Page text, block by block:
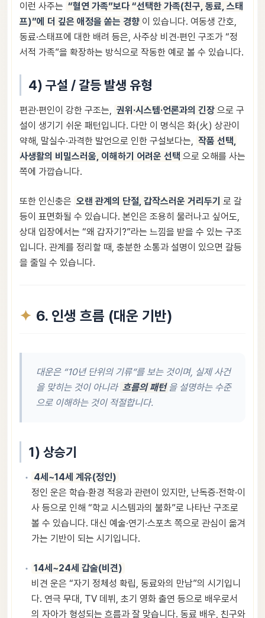
이런 사주는 “혈연 가족”보다 “선택한 가족(친구, 동료, 스태
프)”에 더 깊은 애정을 쏟는 경향 이 있습니다. 여동생 간호,
동료·스태프에 대한 배려 등은, 사주상 비견·편인 구조가 “정
서적 가족”을 확장하는 방식으로 작동한 예로 볼 수 있습니다.
4) 구설 / 갈등 발생 유형
편관·편인이 강한 구조는, 권위·시스템·언론과의 긴장 으로 구
설이 생기기 쉬운 패턴입니다. 다만 이 명식은 화(火) 상관이
약해, 말실수·과격한 발언으로 인한 구설보다는, 작품 선택,
사생활의 비밀스러움, 이해하기 어려운 선택 으로 오해를 사는
쪽에 가깝습니다.
또한 인신충은 오랜 관계의 단절, 갑작스러운 거리두기 로 갈
등이 표면화될 수 있습니다. 본인은 조용히 물러나고 싶어도,
상대 입장에서는 “왜 갑자기?”라는 느낌을 받을 수 있는 구조
입니다. 관계를 정리할 때, 충분한 소통과 설명이 있으면 갈등
을 줄일 수 있습니다.
6. 인생 흐름 (대운 기반)
대운은 “10년 단위의 기류”를 보는 것이며, 실제 사건
을 맞히는 것이 아니라 흐름의 패턴 을 설명하는 수준
으로 이해하는 것이 적절합니다.
1) 상승기
4세~14세 계유(정인)
정인 운은 학습·환경 적응과 관련이 있지만, 난독증·전학·이
사 등으로 인해 “학교 시스템과의 불화”로 나타난 구조로
볼 수 있습니다. 대신 예술·연기·스포츠 쪽으로 관심이 옮겨
가는 기반이 되는 시기입니다.
14세~24세 갑술(비견)
비견 운은 “자기 정체성 확립, 동료와의 만남”의 시기입니
다. 연극 무대, TV 데뷔, 초기 영화 출연 등으로 배우로서
의 자아가 형성되는 흐름과 잘 맞습니다. 동료 배우, 친구와